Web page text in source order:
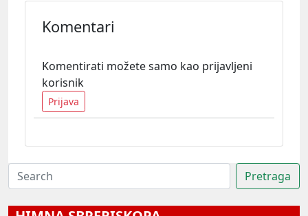
Komentari
Komentirati možete samo kao prijavljeni
korisnik
Prijava